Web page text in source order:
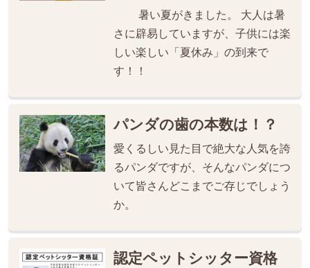
暑い夏がきました。 大人は暑
さに辟易していますが、子供には楽
しい楽しい「夏休み」の到来で
す！！
パンダの歯の本数は！？
愛くるしい見た目で絶大な人気を誇
るパンダですが、そんなパンダにつ
いて皆さんどこまでご存じでしょう
か。
認定ペットシッター資格